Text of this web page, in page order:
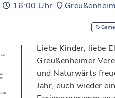
16:00 Uhr Greußenheim
Liebe Kinder, liebe
Greußenheimer
und Naturwärts
Jahr, euch wieder